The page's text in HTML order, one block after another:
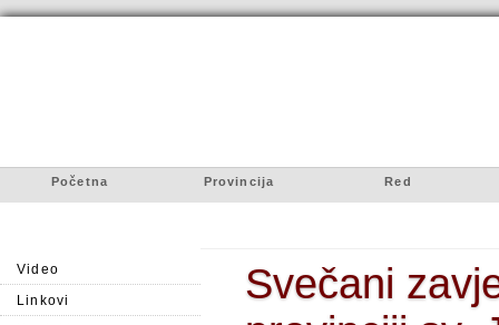
Početna Provincija Red
Video
Linkovi
Svečani